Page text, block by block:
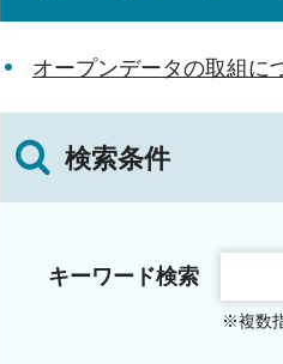
オープンデータの取組に
検索条件
キーワード検索
※複数